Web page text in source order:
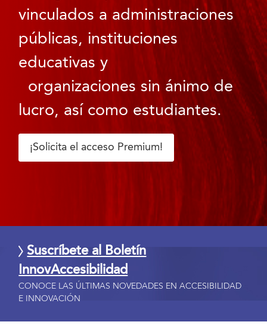
vinculados a administraciones
públicas, instituciones
educativas y
organizaciones sin ánimo de
lucro, así como estudiantes.
¡Solicita el acceso Premium!
Suscríbete al Boletín
InnovAccesibilidad
CONOCE LAS ÚLTIMAS NOVEDADES EN ACCESIBILIDAD
E INNOVACIÓN